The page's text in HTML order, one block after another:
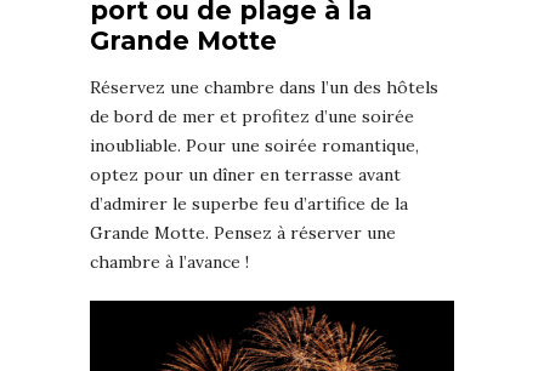
port ou de plage à la
Grande Motte
Réservez une chambre dans l’un des hôtels
de bord de mer et profitez d’une soirée
inoubliable. Pour une soirée romantique,
optez pour un dîner en terrasse avant
d’admirer le superbe feu d’artifice de la
Grande Motte. Pensez à réserver une
chambre à l’avance !